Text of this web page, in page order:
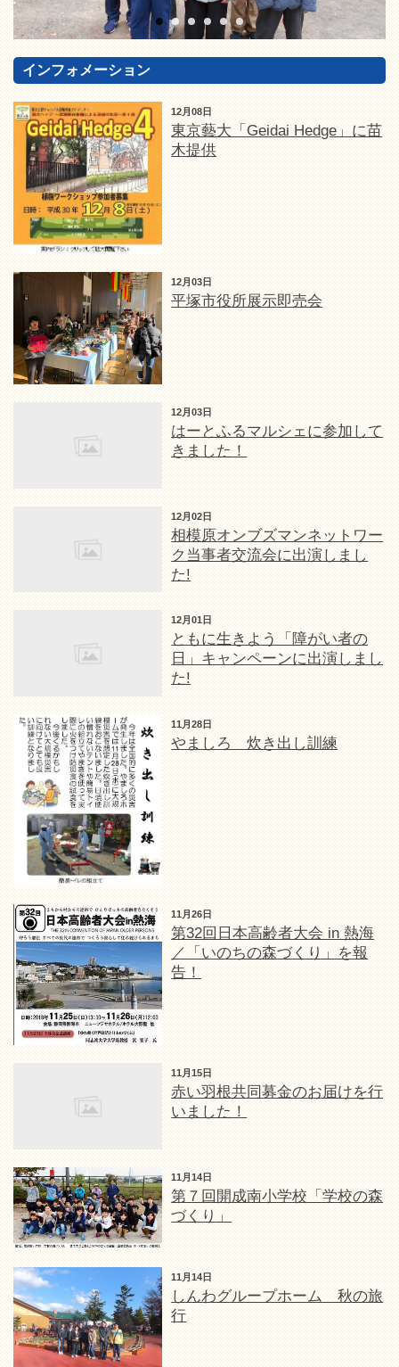
インフォメーション
12月08日
東京藝大「Geidai Hedge」に苗
木提供
12月03日
平塚市役所展示即売会
12月03日
はーとふるマルシェに参加して
きました！
12月02日
相模原オンブズマンネットワー
ク当事者交流会に出演しまし
た!
12月01日
ともに生きよう「障がい者の
日」キャンペーンに出演しまし
た!
11月28日
やましろ 炊き出し訓練
11月26日
第32回日本高齢者大会 in 熱海
／「いのちの森づくり」を報
告！
11月15日
赤い羽根共同募金のお届けを行
いました！
11月14日
第７回開成南小学校「学校の森
づくり」
11月14日
しんわグループホーム 秋の旅
行